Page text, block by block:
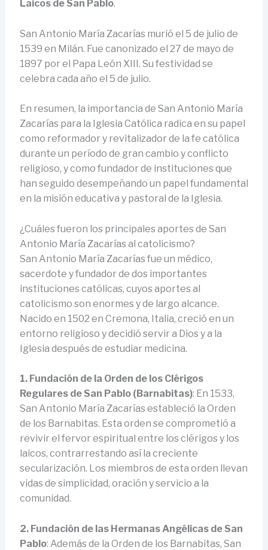
Laicos de San Pablo.
San Antonio María Zacarías murió el 5 de julio de
1539 en Milán. Fue canonizado el 27 de mayo de
1897 por el Papa León XIII. Su festividad se
celebra cada año el 5 de julio.
En resumen, la importancia de San Antonio María
Zacarías para la Iglesia Católica radica en su papel
como reformador y revitalizador de la fe católica
durante un período de gran cambio y conflicto
religioso, y como fundador de instituciones que
han seguido desempeñando un papel fundamental
en la misión educativa y pastoral de la Iglesia.
¿Cuáles fueron los principales aportes de San
Antonio María Zacarías al catolicismo?
San Antonio María Zacarías fue un médico,
sacerdote y fundador de dos importantes
instituciones católicas, cuyos aportes al
catolicismo son enormes y de largo alcance.
Nacido en 1502 en Cremona, Italia, creció en un
entorno religioso y decidió servir a Dios y a la
Iglesia después de estudiar medicina.
1. Fundación de la Orden de los Clérigos
Regulares de San Pablo (Barnabitas): En 1533,
San Antonio María Zacarías estableció la Orden
de los Barnabitas. Esta orden se comprometió a
revivir el fervor espiritual entre los clérigos y los
laicos, contrarrestando así la creciente
secularización. Los miembros de esta orden llevan
vidas de simplicidad, oración y servicio a la
comunidad.
2. Fundación de las Hermanas Angélicas de San
Pablo: Además de la Orden de los Barnabitas, San